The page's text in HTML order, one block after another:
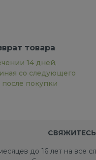
товара
14 дней,
со следующего
после покупки
до 16 лет на